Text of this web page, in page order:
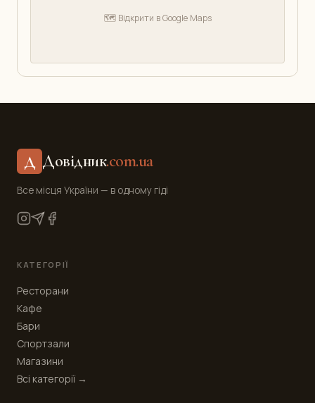
🗺️ Відкрити в Google Maps
Д Довідник.com.ua
Все місця України — в одному гіді
КАТЕГОРІЇ
Ресторани
Кафе
Бари
Спортзали
Магазини
Всі категорії →